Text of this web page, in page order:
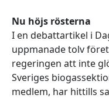
Nu höjs rösterna
I en debattartikel i
uppmanade tolv
regeringen att inte
Sveriges
medlem, har hittills